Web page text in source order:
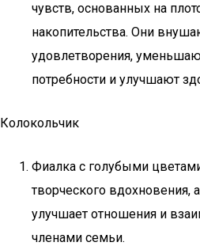
чувств, основанных на
накопительства. Они
удовлетворения,
потребности и улучшают
Колокольчик
Фиалка с голубыми
творческого
улучшает отношения и
членами семьи.